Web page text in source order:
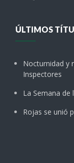
ÚLTIMOS
Nocturnidad y
Inspectores
La Semana de
Rojas se unió